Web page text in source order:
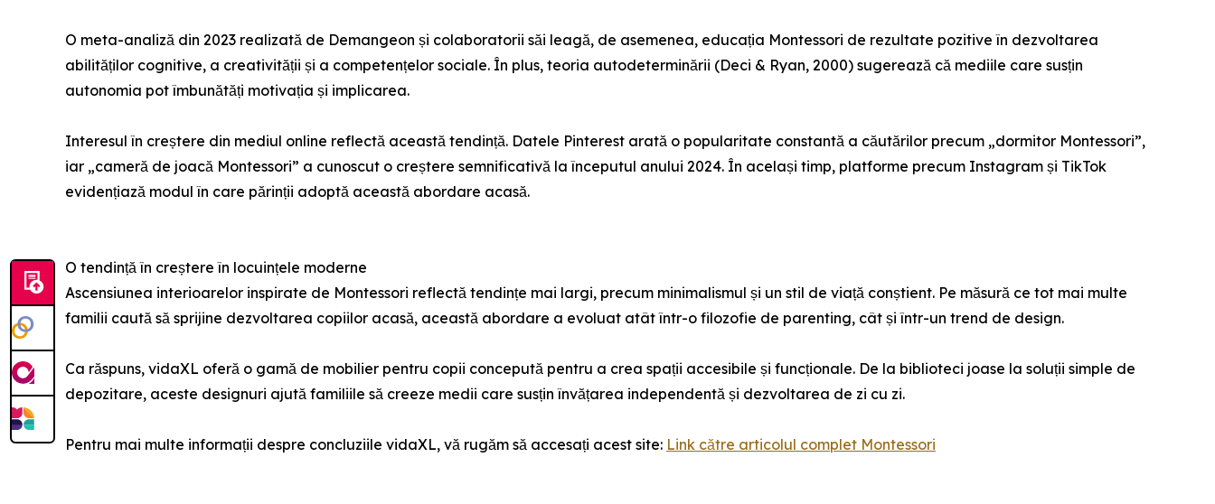
O meta-analiză din 2023 realizată de Demangeon și colaboratorii săi leagă, de asemenea, educația Montessori de rezultate pozitive în dezvoltarea
abilităților cognitive, a creativității și a competențelor sociale. În plus, teoria autodeterminării (Deci & Ryan, 2000) sugerează că mediile care susțin
autonomia pot îmbunătăți motivația și implicarea.
Interesul în creștere din mediul online reflectă această tendință. Datele Pinterest arată o popularitate constantă a căutărilor precum „dormitor Montessori”,
iar „cameră de joacă Montessori” a cunoscut o creștere semnificativă la începutul anului 2024. În același timp, platforme precum Instagram și TikTok
evidențiază modul în care părinții adoptă această abordare acasă.
O tendință în creștere în locuințele moderne
Ascensiunea interioarelor inspirate de Montessori reflectă tendințe mai largi, precum minimalismul și un stil de viață conștient. Pe măsură ce tot mai multe
familii caută să sprijine dezvoltarea copiilor acasă, această abordare a evoluat atât într-o filozofie de parenting, cât și într-un trend de design.
Ca răspuns, vidaXL oferă o gamă de mobilier pentru copii concepută pentru a crea spații accesibile și funcționale. De la biblioteci joase la soluții simple de
depozitare, aceste designuri ajută familiile să creeze medii care susțin învățarea independentă și dezvoltarea de zi cu zi.
Pentru mai multe informații despre concluziile vidaXL, vă rugăm să accesați acest site: Link către articolul complet Montessori